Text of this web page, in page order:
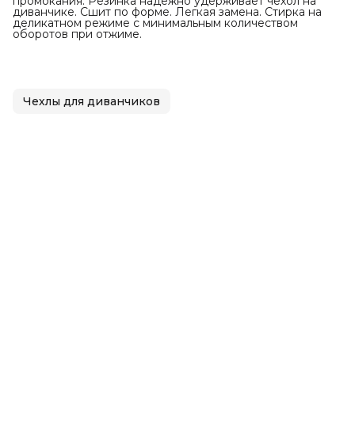
диванчике. Сшит по форме. Легкая замена. Стирка на
деликатном режиме с минимальным количеством
оборотов при отжиме.
Чехлы для диванчиков